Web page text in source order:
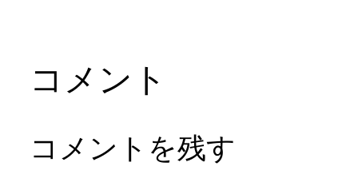
コメント
コメントを残す